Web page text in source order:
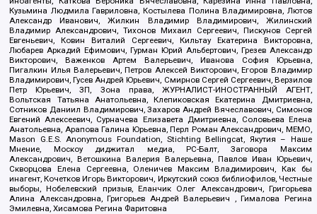
Кузьмина Людмила Гавриловна, Костылева Полина Владимировна, Лютов
Александр Иванович, Жилкин Владимир Владимирович, Жилинский
Владимир Александрович, Тихонов Михаил Сергеевич, Пискунов Сергей
Евгеньевич, Ковин Виталий Сергеевич, Кильтау Екатерина Викторовна,
Любарев Аркадий Ефимович, Гурман Юрий Альбертович, Грезев Александр
Викторович, Важенков Артем Валерьевич, Иванова София Юрьевна,
Пигалкин Илья Валерьевич, Петров Алексей Викторович, Егоров Владимир
Владимирович, Гусев Андрей Юрьевич, Смирнов Сергей Сергеевич, Верзилов
Петр Юрьевич, ЗП, Зона права, ЖУРНАЛИСТ-ИНОСТРАННЫЙ АГЕНТ,
Вольтская Татьяна Анатольевна, Клепиковская Екатерина Дмитриевна,
Сотников Даниил Владимирович, Захаров Андрей Вячеславович, Симонов
Евгений Алексеевич, Сурначева Елизавета Дмитриевна, Соловьева Елена
Анатольевна, Арапова Галина Юрьевна, Перл Роман Александрович, МЕМО,
Mason G.E.S. Anonymous Foundation, Stichting Bellingcat, Якутия – Наше
Мнение, Москоу диджитал медиа, РС-Балт, Заговора Максим
Александрович, Ветошкина Валерия Валерьевна, Павлов Иван Юрьевич,
Скворцова Елена Сергеевна, Оленичев Максим Владимирович, Как бы
инагент, Кочетков Игорь Викторович, Иркутский союз библиофилов, Честные
выборы, Нобелевский призыв, Еланчик Олег Александрович, Григорьева
Алина Александровна, Григорьев Андрей Валерьевич , Гималова Регина
Эмилевна, Хисамова Регина Фаритовна